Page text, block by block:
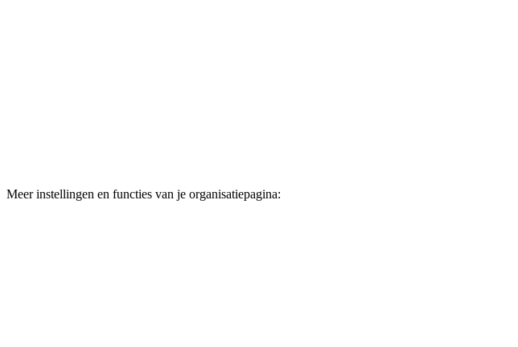
Meer instellingen en functies van je organisatiepagina: